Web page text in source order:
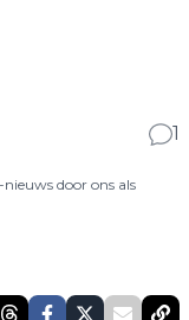
1
door ons als